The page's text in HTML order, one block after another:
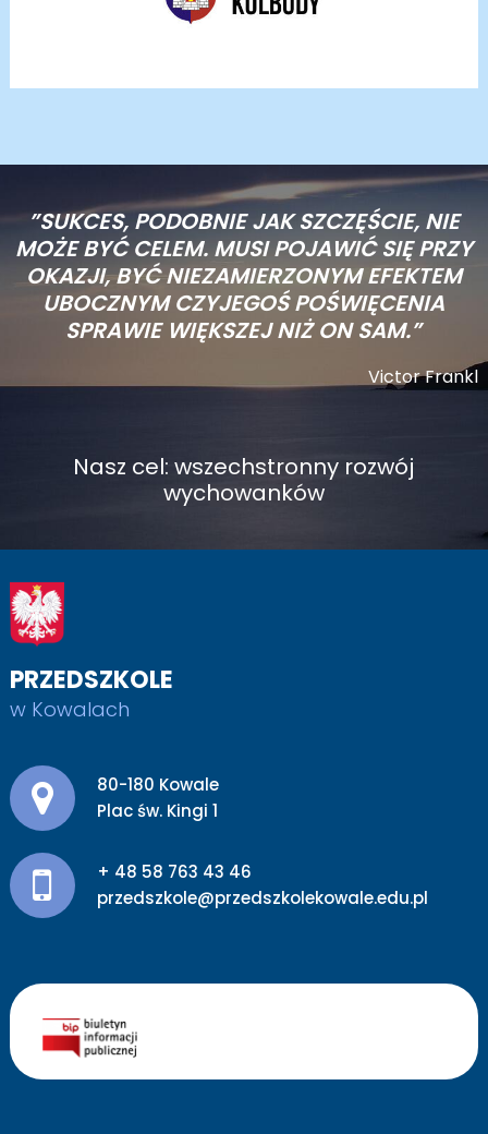
”SUKCES, PODOBNIE JAK SZCZĘŚCIE, NIE
MOŻE BYĆ CELEM. MUSI POJAWIĆ SIĘ PRZY
OKAZJI, BYĆ NIEZAMIERZONYM EFEKTEM
UBOCZNYM CZYJEGOŚ POŚWIĘCENIA
SPRAWIE WIĘKSZEJ NIŻ ON SAM.”
Victor Frankl
Nasz cel: wszechstronny rozwój
wychowanków
PRZEDSZKOLE
w Kowalach
Adres pocztowy:
80-180 Kowale
Plac św. Kingi 1
+ 48 58 763 43 46
przedszkole@przedszkolekowale.edu.pl